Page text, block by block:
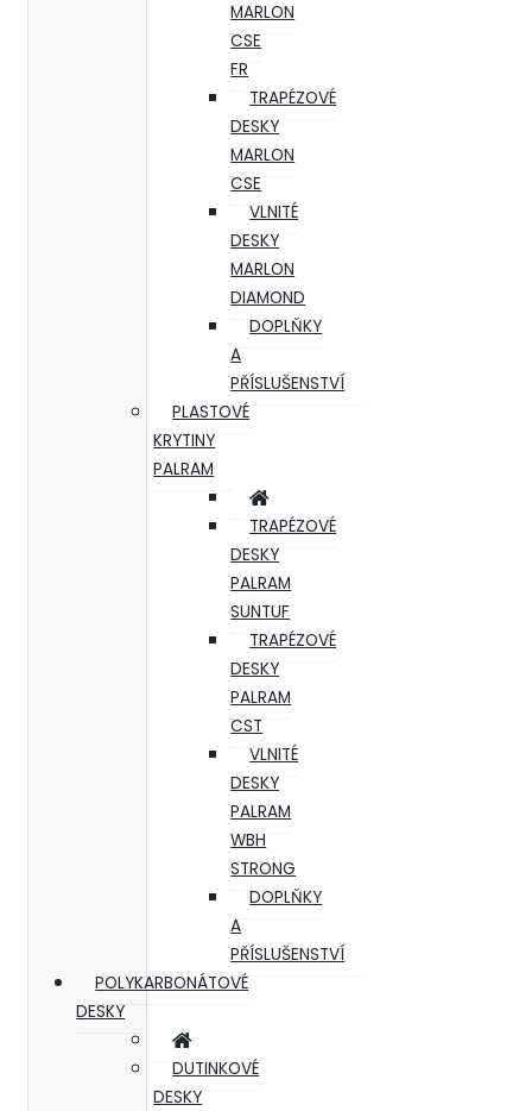
MARLON
CSE
FR
TRAPÉZOVÉ
DESKY
MARLON
CSE
VLNITÉ
DESKY
MARLON
DIAMOND
DOPLŇKY
A
PŘÍSLUŠENSTVÍ
PLASTOVÉ
KRYTINY
PALRAM
TRAPÉZOVÉ
DESKY
PALRAM
SUNTUF
TRAPÉZOVÉ
DESKY
PALRAM
CST
VLNITÉ
DESKY
PALRAM
WBH
STRONG
DOPLŇKY
A
PŘÍSLUŠENSTVÍ
POLYKARBONÁTOVÉ
DESKY
DUTINKOVÉ
DESKY